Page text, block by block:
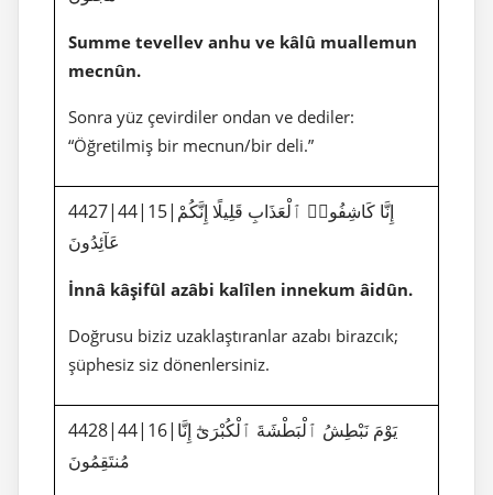
Summe tevellev anhu ve kâlû muallemun
mecnûn.
Sonra yüz çevirdiler ondan ve dediler:
“Öğretilmiş bir mecnun/bir deli.”
4427|44|15|إِنَّا كَاشِفُوا۟ ٱلْعَذَابِ قَلِيلًا إِنَّكُمْ
عَآئِدُونَ
İnnâ kâşifûl azâbi kalîlen innekum âidûn.
Doğrusu biziz uzaklaştıranlar azabı birazcık;
şüphesiz siz dönenlersiniz.
4428|44|16|يَوْمَ نَبْطِشُ ٱلْبَطْشَةَ ٱلْكُبْرَىٰٓ إِنَّا
مُنتَقِمُونَ